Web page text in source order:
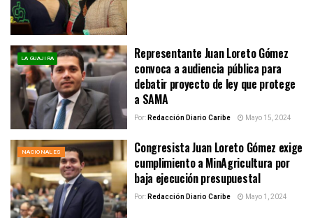
LA GUAJIRA
Representante Juan Loreto Gómez
convoca a audiencia pública para
debatir proyecto de ley que protege
a SAMA
Por:Redacción Diario Caribe Mayo 15, 2024
NACIONALES
Congresista Juan Loreto Gómez exige
cumplimiento a MinAgricultura por
baja ejecución presupuestal
Por:Redacción Diario Caribe Mayo 1, 2024